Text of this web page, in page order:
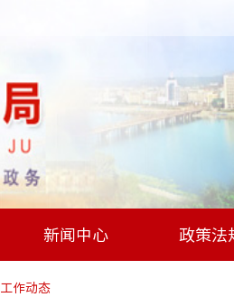
新闻中心 政策法
工作动态